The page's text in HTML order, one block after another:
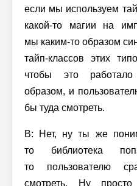
если мы используем
какой-то магии на
мы каким-то образом
тайп-классов этих
чтобы это работало
образом, и
бы туда смотреть.
В: Нет, ну ты же
то библиотека
то пользователю
смотреть. Ну